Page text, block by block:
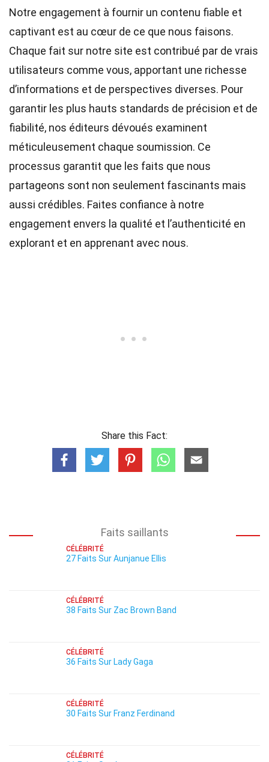
Notre engagement à fournir un contenu fiable et
captivant est au cœur de ce que nous faisons.
Chaque fait sur notre site est contribué par de vrais
utilisateurs comme vous, apportant une richesse
d’informations et de perspectives diverses. Pour
garantir les plus hauts standards de précision et de
fiabilité, nos éditeurs dévoués examinent
méticuleusement chaque soumission. Ce
processus garantit que les faits que nous
partageons sont non seulement fascinants mais
aussi crédibles. Faites confiance à notre
engagement envers la qualité et l’authenticité en
explorant et en apprenant avec nous.
Share this Fact:
Faits saillants
CÉLÉBRITÉ
27 Faits Sur Aunjanue Ellis
CÉLÉBRITÉ
38 Faits Sur Zac Brown Band
CÉLÉBRITÉ
36 Faits Sur Lady Gaga
CÉLÉBRITÉ
30 Faits Sur Franz Ferdinand
CÉLÉBRITÉ